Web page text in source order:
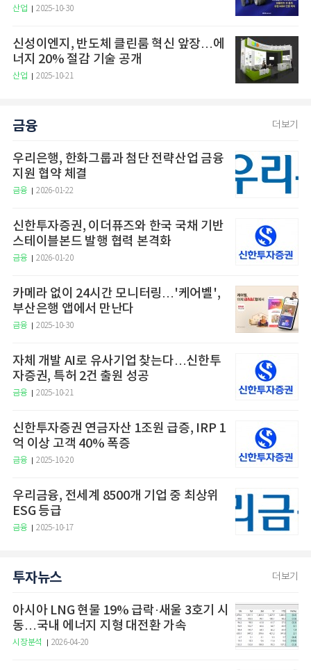
산업 2025-10-30
신성이엔지, 반도체 클린룸 혁신 앞장…에
너지 20% 절감 기술 공개
산업 2025-10-21
금융 더보기
우리은행, 한화그룹과 첨단 전략산업 금융
지원 협약 체결
금융 2026-01-22
신한투자증권, 이더퓨즈와 한국 국채 기반
스테이블본드 발행 협력 본격화
금융 2026-01-20
카메라 없이 24시간 모니터링…'케어벨',
부산은행 앱에서 만난다
금융 2025-10-30
자체 개발 AI로 유사기업 찾는다…신한투
자증권, 특허 2건 출원 성공
금융 2025-10-21
신한투자증권 연금자산 1조원 급증, IRP 1
억 이상 고객 40% 폭증
금융 2025-10-20
우리금융, 전세계 8500개 기업 중 최상위
ESG 등급
금융 2025-10-17
투자뉴스 더보기
아시아 LNG 현물 19% 급락·새울 3호기 시
동…국내 에너지 지형 대전환 가속
시장분석 2026-04-20